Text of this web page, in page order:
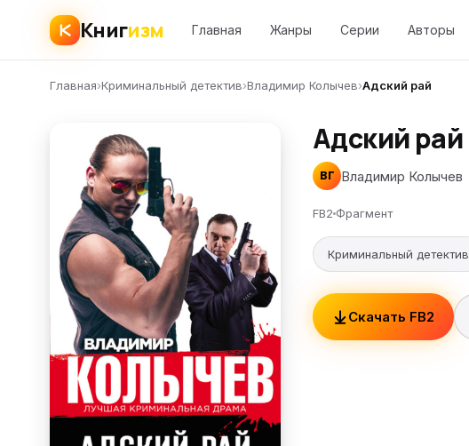
Книгизм Главная Жанры Серии Авторы
Главная›Криминальный детектив›Владимир Колычев›Адский рай
Адский рай
ВГ Владимир Колычев
FB2 Фрагмент
Криминальный детектив
Скачать FB2